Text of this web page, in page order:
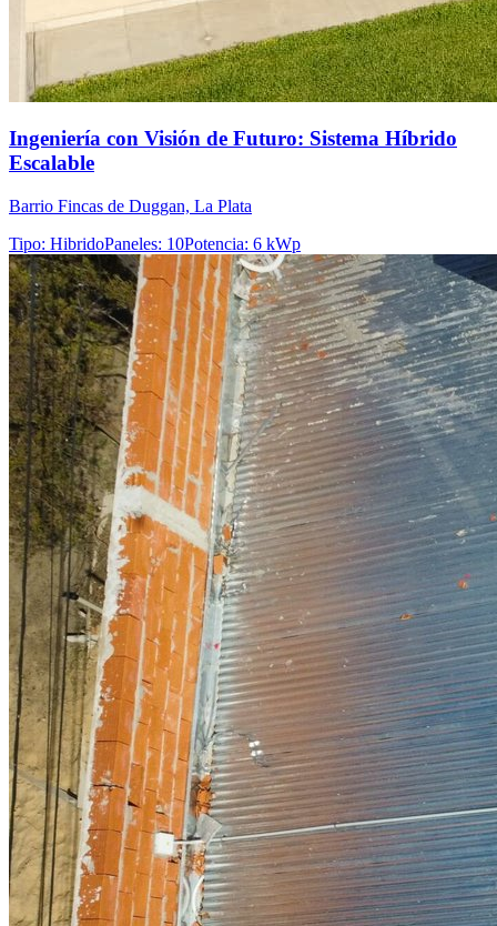
Ingeniería con Visión de Futuro: Sistema Híbrido
Escalable
Barrio Fincas de Duggan, La Plata
Tipo: HibridoPaneles: 10Potencia: 6 kWp